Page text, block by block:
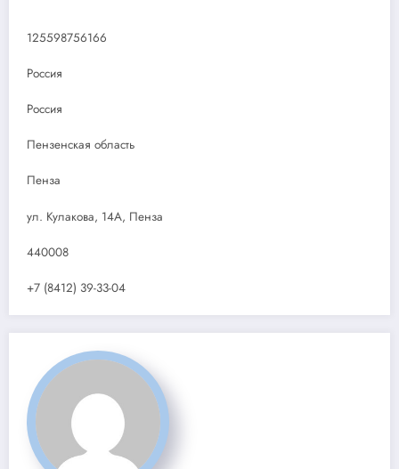
125598756166
Россия
Россия
Пензенская область
Пенза
ул. Кулакова, 14А, Пенза
440008
+7 (8412) 39-33-04